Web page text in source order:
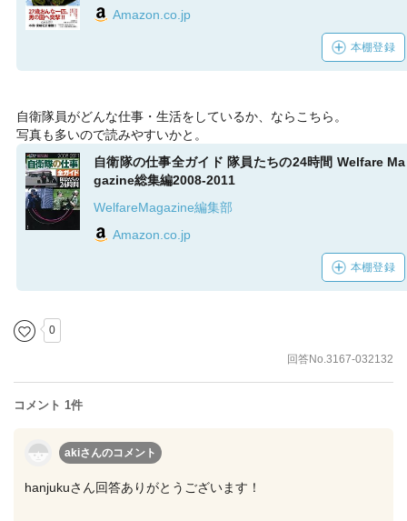
Amazon.co.jp
本棚登録
自衛隊員がどんな仕事・生活をしているか、ならこちら。
写真も多いので読みやすいかと。
自衛隊の仕事全ガイド 隊員たちの24時間 Welfare Ma
gazine総集編2008‐2011
WelfareMagazine編集部
Amazon.co.jp
本棚登録
0
回答No.3167-032132
コメント 1件
akiさんのコメント
hanjukuさん回答ありがとうございます！